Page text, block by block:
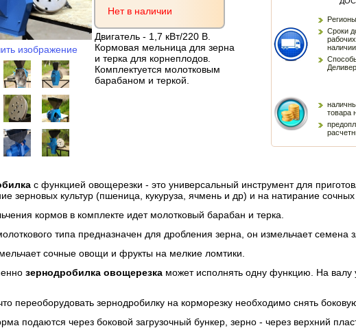
изображение
Нет в наличии
Двигатель - 1,7 кВт/220 В.
Кормовая мельница для зерна
и терка для корнеплодов.
Комплектуется молотковым
барабаном и теркой.
Сроки
товара
с функцией овощерезки - это универсальный инструмент для
зерновых культур (пшеница, кукуруза, ячмень и др) и на натирание
кормов в комплекте идет молотковый барабан и терка.
типа предназначен для дробления зерна, он измельчает семена
сочные овощи и фрукты на мелкие ломтики.
зернодробилка овощерезка может исполнять одну функцию. На валу
переоборудовать зернодробилку на корморезку необходимо снять
подаются через боковой загрузочный бункер, зерно - через верхний